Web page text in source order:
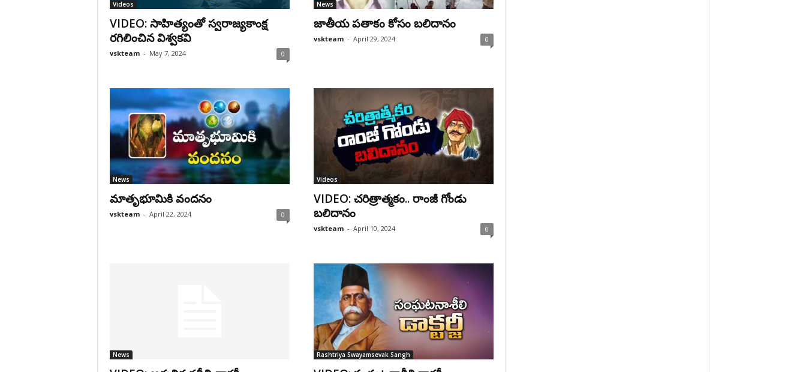
Videos
VIDEO: సాహిత్యంతో స్వరాజ్యకాంక్ష
రగిలించిన విశ్వకవి
vskteam - May 7, 2024 0
News
జాతీయ పతాకం కోసం బలిదానం
vskteam - April 29, 2024 0
News
మాతృభూమికి వందనం
vskteam - April 22, 2024 0
Videos
VIDEO: చరిత్రాత్మకం.. రాంజీ గోండు
బలిదానం
vskteam - April 10, 2024 0
News Rashtriya Swayamsevak Sangh